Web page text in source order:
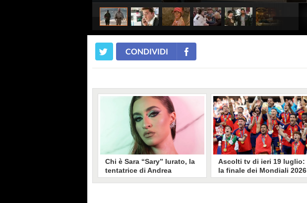
CONDIVIDI
Chi è Sara “Sary” Iurato, la
tentatrice di Andrea
Petraroli a Temptation
Ascolti tv di ieri 19 luglio:
la finale dei Mondiali 2026
Spagna-Argentina